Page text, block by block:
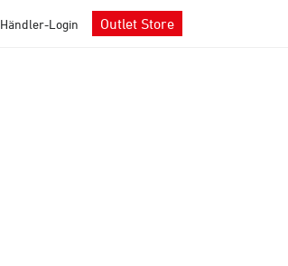
Händler-Login Outlet Store